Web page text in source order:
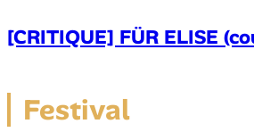
[CRITIQUE] FÜR ELISE
Festival